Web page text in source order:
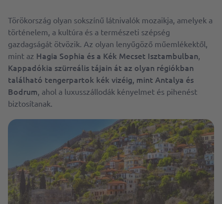
Törökország olyan sokszínű látnivalók mozaikja, amelyek a
történelem, a kultúra és a természeti szépség
gazdagságát ötvözik. Az olyan lenyűgöző műemlékektől,
mint az Hagia Sophia és a Kék Mecset Isztambulban,
Kappadókia szürreális tájain át az olyan régiókban
található tengerpartok kék vizéig, mint Antalya és
Bodrum, ahol a luxusszállodák kényelmet és pihenést
biztosítanak.